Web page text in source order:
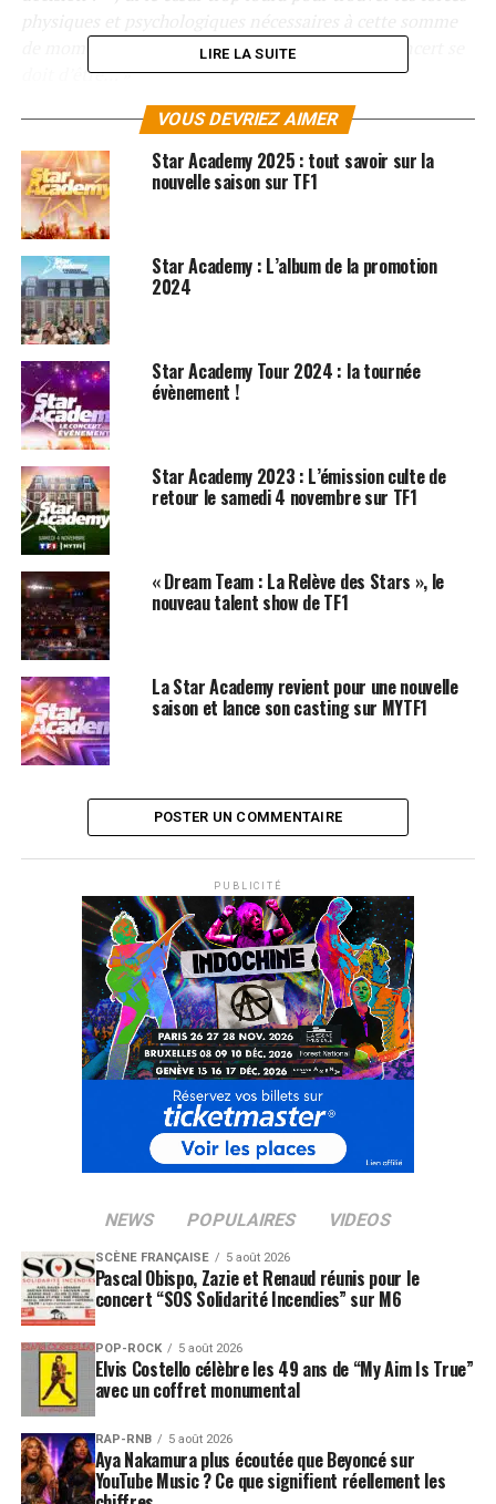
de moments de joies et de communion qu’un concert se
doit d’être…»
LES ALBUMS DE JENIFER SONT DISPONIBLES SUR
AMAZON
SUJETS ASSOCIÉS: JENIFER
LIRE LA SUITE
VOUS DEVRIEZ AIMER
Star Academy 2025 : tout savoir sur la
nouvelle saison sur TF1
Star Academy : L’album de la promotion
2024
Star Academy Tour 2024 : la tournée
évènement !
Star Academy 2023 : L’émission culte de
retour le samedi 4 novembre sur TF1
« Dream Team : La Relève des Stars », le
nouveau talent show de TF1
La Star Academy revient pour une nouvelle
saison et lance son casting sur MYTF1
POSTER UN COMMENTAIRE
PUBLICITÉ
NEWS POPULAIRES VIDEOS
SCÈNE FRANÇAISE 5 août 2026
Pascal Obispo, Zazie et Renaud réunis pour le
concert “SOS Solidarité Incendies” sur M6
POP-ROCK 5 août 2026
Elvis Costello célèbre les 49 ans de “My Aim Is True”
avec un coffret monumental
RAP-RNB 5 août 2026
Aya Nakamura plus écoutée que Beyoncé sur
YouTube Music ? Ce que signifient réellement les